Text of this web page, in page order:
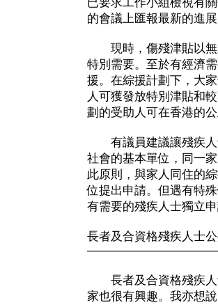
的會議上匯報最新的進展
現時，傷殘津貼以無
特別需要。至於有經濟
援。在綜援計劃下，大
人可獲發放特別津貼和
劃的受助人可在香港的
有議員建議讓殘疾人
社會的基本單位，同一
此原則，與家人同住的
位提出申請。但遇有特
有需要的殘疾人士獨立申
長者及合資格殘疾人士
長者及合資格殘疾人
家也很有興趣。我亦想